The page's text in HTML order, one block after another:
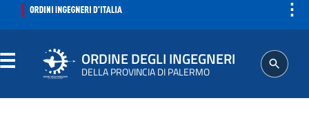
⋮
ORDINE DEGLI INGEGNERI
DELLA PROVINCIA DI PALERMO